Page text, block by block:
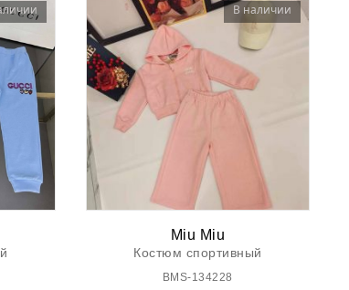
В наличии
Miu Miu
Костюм спортивный
BMS-134228